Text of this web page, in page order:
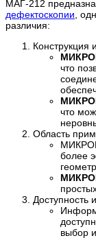
МАГ-212
дефектоскопии,
различия:
Конструкция
что
что
Область
более
Доступность
выбор